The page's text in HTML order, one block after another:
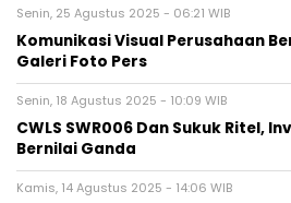
Senin, 25 Agustus 2025 - 06:21 WIB
Komunikasi Visual Perusahaan
Galeri Foto Pers
Senin, 18 Agustus 2025 - 10:09 WIB
CWLS SWR006 Dan Sukuk Ritel,
Bernilai Ganda
Kamis, 14 Agustus 2025 - 14:06 WIB